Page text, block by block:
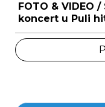
FOTO & VIDEO
koncert u Puli